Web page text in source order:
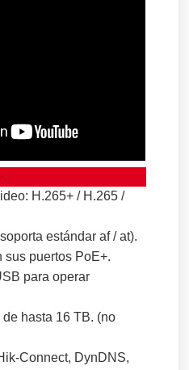
H.265+ / H.265 /
estándar af / at).
sus puertos PoE+.
para operar
de hasta 16 TB. (no
Connect, DynDNS,